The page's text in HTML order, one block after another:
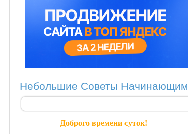
Небольшие Советы Начинающим
Доброго времени суток!